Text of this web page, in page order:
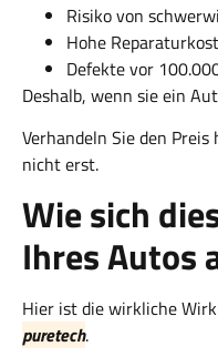
Risiko von
Hohe
Defekte vor
Deshalb, wenn sie ein
Verhandeln Sie den
nicht erst.
Wie sich
Ihres Autos
Hier ist die wirkliche
puretech.